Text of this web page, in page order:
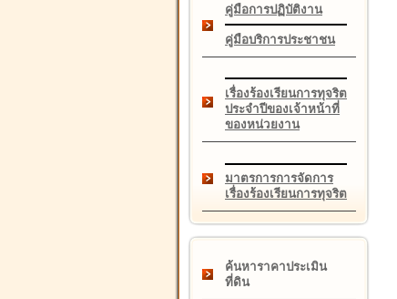
คู่มือการปฏิบัติงาน
คู่มือบริการประชาชน
เรื่องร้องเรียนการทุจริต
ประจำปีของเจ้าหน้าที่
ของหน่วยงาน
มาตรการการจัดการ
เรื่องร้องเรียนการทุจริต
ค้นหาราคาประเมิน
ที่ดิน